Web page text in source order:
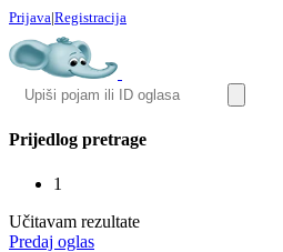
Prijava|Registracija
Prijedlog pretrage
1
Učitavam rezultate
Predaj oglas